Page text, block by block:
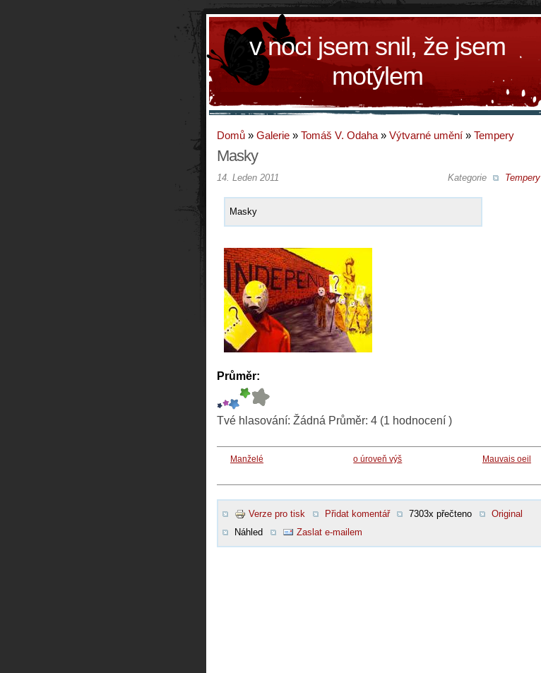
v noci jsem snil, že jsem
motýlem
Domů » Galerie » Tomáš V. Odaha » Výtvarné umění » Tempery
Masky
Kategorie Tempery
14. Leden 2011
Masky
Průměr:
Tvé hlasování: Žádná Průměr: 4 (1 hodnocení )
Manželé o úroveň výš Mauvais oeil
Verze pro tisk Přidat komentář 7303x přečteno
Original
Náhled
Zaslat e-mailem